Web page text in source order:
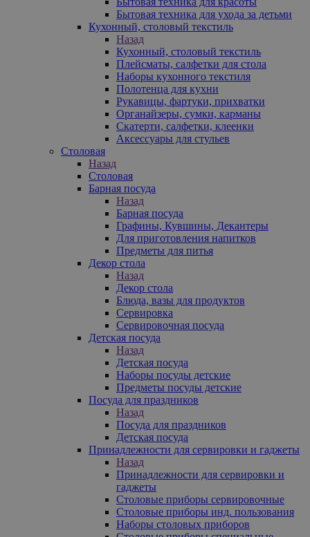
Бытовая техника для ухода за детьми
Кухонный, столовый текстиль
Назад
Кухонный, столовый текстиль
Плейсматы, салфетки для стола
Наборы кухонного текстиля
Полотенца для кухни
Рукавицы, фартуки, прихватки
Органайзеры, сумки, карманы
Скатерти, салфетки, клеенки
Аксессуары для стульев
Столовая
Назад
Столовая
Барная посуда
Назад
Барная посуда
Графины, Кувшины, Декантеры
Для приготовления напитков
Предметы для питья
Декор стола
Назад
Декор стола
Блюда, вазы для продуктов
Сервировка
Сервировочная посуда
Детская посуда
Назад
Детская посуда
Наборы посуды детские
Предметы посуды детские
Посуда для праздников
Назад
Посуда для праздников
Детская посуда
Принадлежности для сервировки и гаджеты
Назад
Принадлежности для сервировки и
гаджеты
Столовые приборы сервировочные
Столовые приборы инд. пользования
Наборы столовых приборов